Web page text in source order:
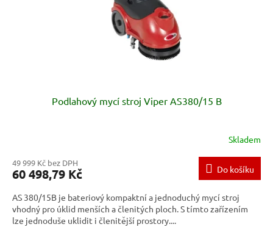
Podlahový mycí stroj Viper AS380/15 B
Skladem
49 999 Kč bez DPH
60 498,79 Kč Do košíku
AS 380/15B je bateriový kompaktní a jednoduchý mycí stroj
vhodný pro úklid menších a členitých ploch. S tímto zařízením
lze jednoduše uklidit i členitější prostory....